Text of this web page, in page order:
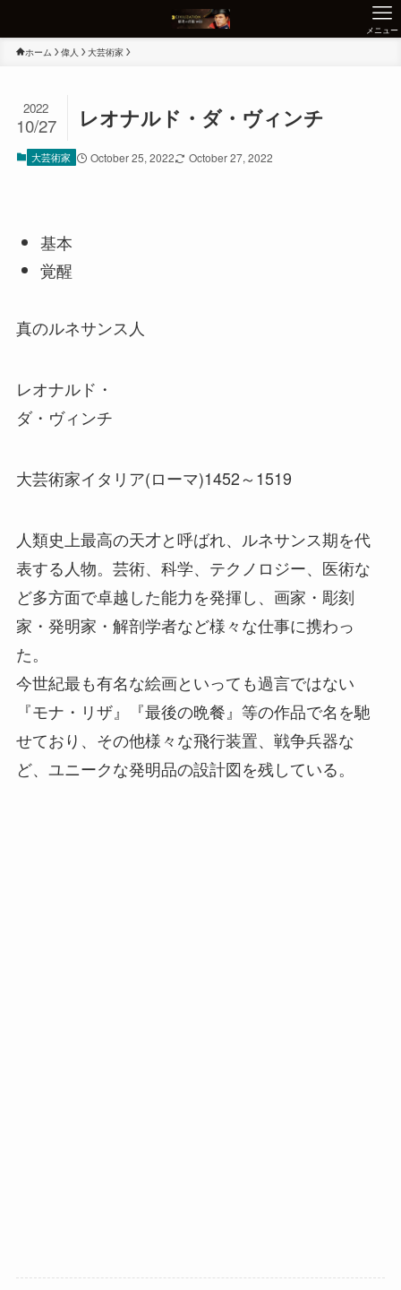
メニュー
ホーム 偉人 大芸術家
レオナルド・ダ・ヴィンチ
2022
10/27
大芸術家 October 25, 2022 October 27, 2022
基本
覚醒
真のルネサンス人
レオナルド・
ダ・ヴィンチ
大芸術家イタリア(ローマ)1452～1519
人類史上最高の天才と呼ばれ、ルネサンス期を代
表する人物。芸術、科学、テクノロジー、医術な
ど多方面で卓越した能力を発揮し、画家・彫刻
家・発明家・解剖学者など様々な仕事に携わっ
た。
今世紀最も有名な絵画といっても過言ではない
『モナ・リザ』『最後の晩餐』等の作品で名を馳
せており、その他様々な飛行装置、戦争兵器な
ど、ユニークな発明品の設計図を残している。